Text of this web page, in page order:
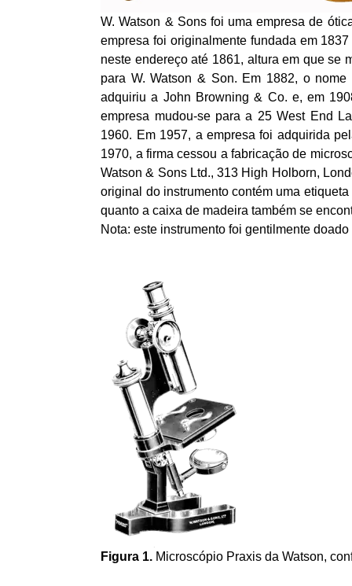
W. Watson & Sons foi uma empresa de
empresa foi originalmente fundada em
neste endereço até 1861, altura em que se
para W. Watson & Son. Em 1882, o
adquiriu a John Browning & Co. e, em
empresa mudou-se para a 25 West End
1960. Em 1957, a empresa foi adquirida
1970, a firma cessou a fabricação de
Watson & Sons Ltd., 313 High Holborn,
original do instrumento contém uma
quanto a caixa de madeira também se
Nota: este instrumento foi gentilmente
Figura 1. Microscópio Praxis da Watson,